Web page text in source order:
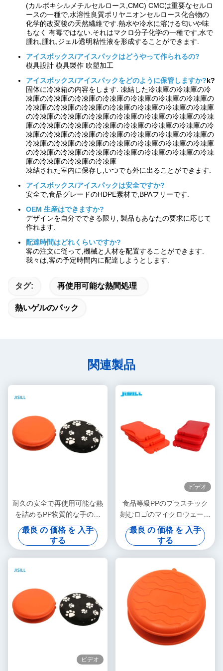
(カルボキシルメチルセルロース,CMC) CMCは重要なセルロ
ースの一種で,水溶性良質ポリヤニオンセルロース化合物の
化学的改変後の天然繊維です.熱水や冷水に溶ける匂いや味
もなく 有毒ではない.それはマクロ分子化学の一種です,水で
腫れ,腫れ,ジェル透明粘性液を形成することができます.
アイスボックス/アイスパックはどうやって作られるの?
模具設計 模具製作 吹塑加工
アイスボックス/アイスパックをどのように保管しますか?k?
固体に冷凍箱の内容をします. 凍結した冷凍庫の冷凍庫の冷
凍庫の冷凍庫の冷凍庫の冷凍庫の冷凍庫の冷凍庫の冷凍庫の
冷凍庫の冷凍庫の冷凍庫の冷凍庫の冷凍庫の冷凍庫の冷凍庫
の冷凍庫の冷凍庫の冷凍庫の冷凍庫の冷凍庫の冷凍庫の冷凍
庫の冷凍庫の冷凍庫の冷凍庫の冷凍庫の冷凍庫の冷凍庫の冷
凍庫の冷凍庫の冷凍庫の冷凍庫の冷凍庫の冷凍庫の冷凍庫の
冷凍庫の冷凍庫の冷凍庫の冷凍庫の冷凍庫の冷凍庫の冷凍庫
の冷凍庫の冷凍庫の冷凍庫の冷凍庫の冷凍庫の冷凍庫の冷凍
庫の冷凍庫の冷凍庫の冷凍庫
凍結された室内に保存し,いつでも外に出ることができます.
アイスボックス/アイスパックは安全ですか?
安全で,食品グレードのHDPE素材で,BPAフリーです.
OEM 生産はできますか?
デザインを自分でできる限り, 製品もあなたの要求に応じて
作れます.
配達時間はどれくらいですか?
客の注文に従って,機械と人材を配置することができます.
我々は,客の予定時間内に配達しようとします.
タグ: 再使用可能な熱間処理
熱いゲルのパック
関連製品
耐久の安全で再使用可能な熱
を詰めるPP物質的な手のウ
ォーマーをカスタマイズしな
さい
最良 の 価格 を 入手
する
ビデオ
食品等級PPのプラスチック
刻むロゴのマイクロウェーブ
熱は再使用可能な赤を詰める
最良 の 価格 を 入手
する
ビデオ